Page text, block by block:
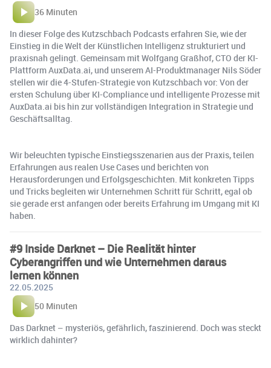
36 Minuten
In dieser Folge des Kutzschbach Podcasts erfahren Sie, wie der
Einstieg in die Welt der Künstlichen Intelligenz strukturiert und
praxisnah gelingt. Gemeinsam mit Wolfgang Graßhof, CTO der KI-
Plattform AuxData.ai, und unserem AI-Produktmanager Nils Söder
stellen wir die 4-Stufen-Strategie von Kutzschbach vor: Von der
ersten Schulung über KI-Compliance und intelligente Prozesse mit
AuxData.ai bis hin zur vollständigen Integration in Strategie und
Geschäftsalltag.
Wir beleuchten typische Einstiegsszenarien aus der Praxis, teilen
Erfahrungen aus realen Use Cases und berichten von
Herausforderungen und Erfolgsgeschichten. Mit konkreten Tipps
und Tricks begleiten wir Unternehmen Schritt für Schritt, egal ob
sie gerade erst anfangen oder bereits Erfahrung im Umgang mit KI
haben.
#9 Inside Darknet – Die Realität hinter
Cyberangriffen und wie Unternehmen daraus
lernen können
22.05.2025
50 Minuten
Das Darknet – mysteriös, gefährlich, faszinierend. Doch was steckt
wirklich dahinter?